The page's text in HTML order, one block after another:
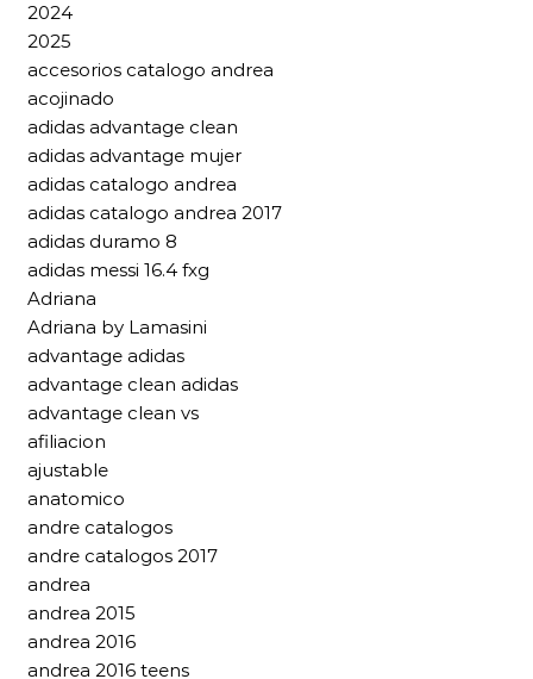
2024
2025
accesorios catalogo andrea
acojinado
adidas advantage clean
adidas advantage mujer
adidas catalogo andrea
adidas catalogo andrea 2017
adidas duramo 8
adidas messi 16.4 fxg
Adriana
Adriana by Lamasini
advantage adidas
advantage clean adidas
advantage clean vs
afiliacion
ajustable
anatomico
andre catalogos
andre catalogos 2017
andrea
andrea 2015
andrea 2016
andrea 2016 teens